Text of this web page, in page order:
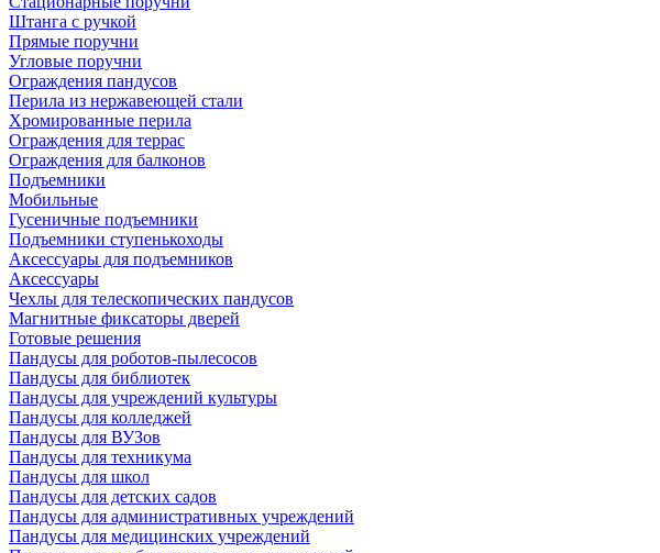
Штанга с ручкой
Прямые поручни
Угловые поручни
Ограждения пандусов
Перила из нержавеющей стали
Хромированные перила
Ограждения для террас
Ограждения для балконов
Подъемники
Мобильные
Гусеничные подъемники
Подъемники ступенькоходы
Аксессуары для подъемников
Аксессуары
Чехлы для телескопических пандусов
Магнитные фиксаторы дверей
Готовые решения
Пандусы для роботов-пылесосов
Пандусы для библиотек
Пандусы для учреждений культуры
Пандусы для колледжей
Пандусы для ВУЗов
Пандусы для техникума
Пандусы для школ
Пандусы для детских садов
Пандусы для административных учреждений
Пандусы для медицинских учреждений